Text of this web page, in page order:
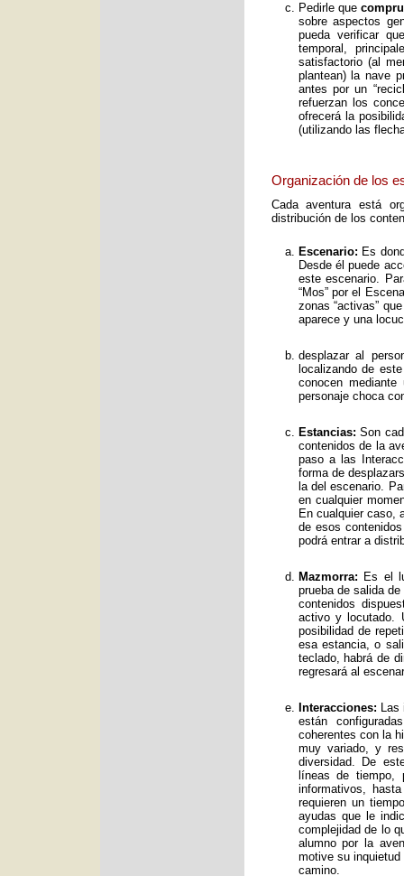
Pedirle que
sobre aspectos
pueda verificar
temporal,
satisfactorio (al
plantean) la nave
antes por un
refuerzan los
ofrecerá la
(utilizando las
Organización de los
Cada aventura está
distribución de los
Escenario: Es
Desde él puede
este escenario.
“Mos” por el
zonas “activas”
aparece y una
desplazar al
localizando de
conocen
personaje choca
Estancias: Son
contenidos de la
paso a las
forma de
la del escenario.
en cualquier
En cualquier caso,
de esos
podrá entrar a
Mazmorra: Es el
prueba de salida
contenidos
activo y locutado.
posibilidad de
esa estancia, o
teclado, habrá de
regresará al
Interacciones: Las
están
coherentes con la
muy variado, y
diversidad. De
líneas de tiempo,
informativos,
requieren un
ayudas que le
complejidad de lo
alumno por la
motive su
camino.